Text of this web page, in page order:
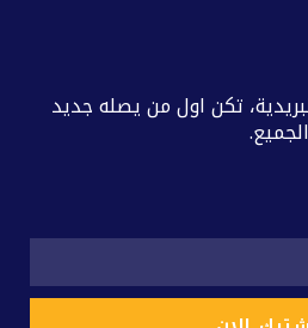
تكن اول من يصله جديد